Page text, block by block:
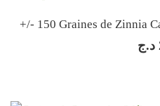
+/- 150 Graines de Zinnia
د.ج